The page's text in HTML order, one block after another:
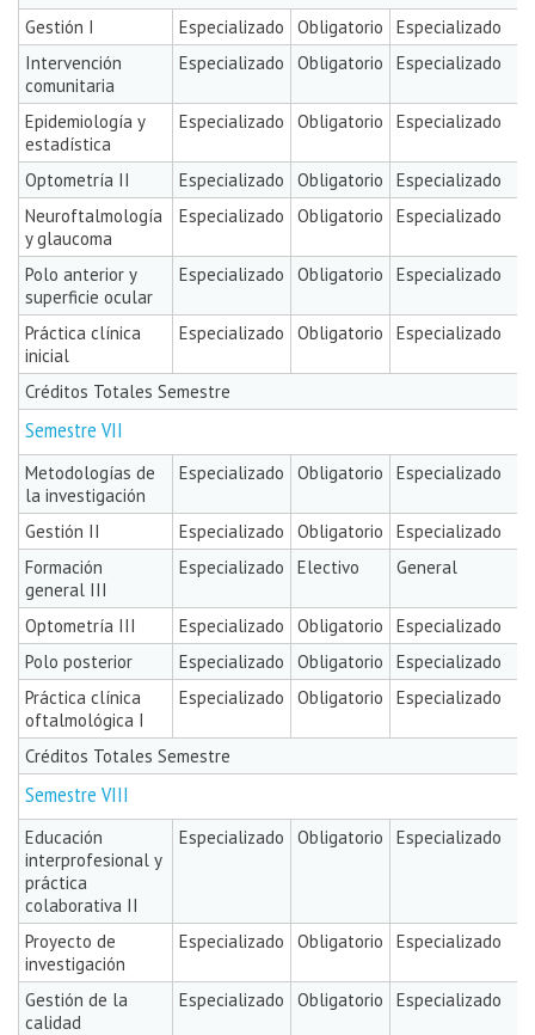
Gestión I Especializado Obligatorio Especializado
Intervención
comunitaria
Especializado Obligatorio Especializado
Epidemiología y
estadística
Especializado Obligatorio Especializado
Optometría II Especializado Obligatorio Especializado
Neuroftalmología
y glaucoma
Especializado Obligatorio Especializado
Polo anterior y
superficie ocular
Especializado Obligatorio Especializado
Práctica clínica
inicial
Especializado Obligatorio Especializado
Créditos Totales Semestre
Semestre VII
Metodologías de
la investigación
Especializado Obligatorio Especializado
Gestión II Especializado Obligatorio Especializado
Formación
general III
Especializado Electivo General
Optometría III Especializado Obligatorio Especializado
Polo posterior
Especializado Obligatorio Especializado
Práctica clínica
oftalmológica I
Especializado Obligatorio Especializado
Créditos Totales Semestre
Semestre VIII
Educación
interprofesional y
práctica
colaborativa II
Especializado Obligatorio Especializado
Proyecto de
investigación
Especializado Obligatorio Especializado
Gestión de la
calidad
Especializado Obligatorio Especializado